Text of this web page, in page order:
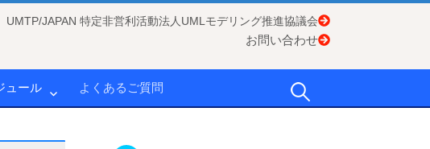
UMTP/JAPAN 特定非営利活動法人UMLモデリング推進協議会
お問い合わせ
ュール よくあるご質問 検